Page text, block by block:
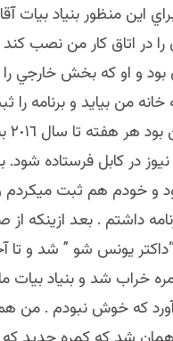
اين منظور بنياد
را در اتاق كار من
بود و او كه بخش خارجي
من بيايد و برنامه
نيوز در كابل فرستاده
و خودم هم ثبت
يونس شو ” شد و تا
خراب شد و بنياد بيات
كه خوش نبودم . من